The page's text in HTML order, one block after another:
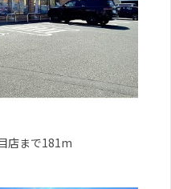
店まで181m